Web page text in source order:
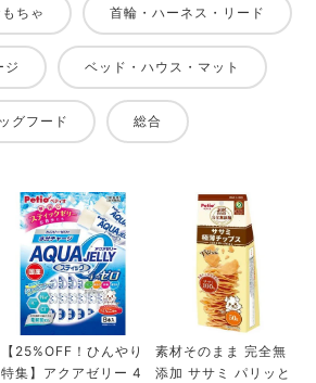
ちゃ 首輪・ハーネス・リード
ジ ベッド・ハウス・マット
グフード 総合
【25%OFF！ひんやり
特集】アクアゼリー 4
素材そのまま 完全無
添加 ササミ パリッと